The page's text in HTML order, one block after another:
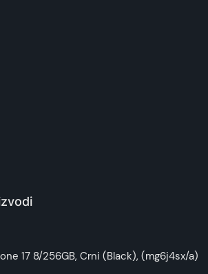
17 8/256GB, Crni (Black), (mg6j4sx/a)